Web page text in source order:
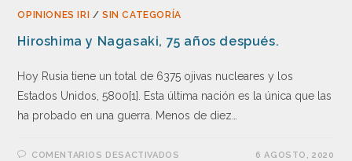
OPINIONES IRI /SIN CATEGORÍA
Hiroshima y Nagasaki, 75 años después.
Hoy Rusia tiene un total de 6375 ojivas nucleares y los
Estados Unidos, 5800[1]. Esta última nación es la única que las
ha probado en una guerra. Menos de diez…
COMENTARIOS DESACTIVADOS 6 AGOSTO, 2020